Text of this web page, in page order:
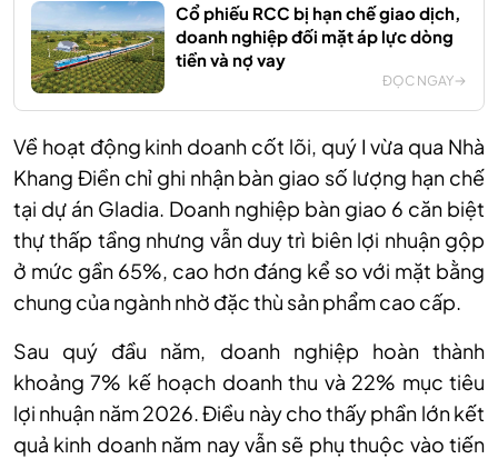
ĐỌC NGAY
Cổ phiếu RCC bị hạn chế giao dịch,
doanh nghiệp đối mặt áp lực dòng
tiền và nợ vay
Về hoạt động kinh doanh cốt lõi, quý I vừa qua Nhà
Khang Điền chỉ ghi nhận bàn giao số lượng hạn chế
tại dự án Gladia. Doanh nghiệp bàn giao 6 căn biệt
thự thấp tầng nhưng vẫn duy trì biên lợi nhuận gộp
ở mức gần 65%, cao hơn đáng kể so với mặt bằng
chung của ngành nhờ đặc thù sản phẩm cao cấp.
Sau quý đầu năm, doanh nghiệp hoàn thành
khoảng 7% kế hoạch doanh thu và 22% mục tiêu
lợi nhuận năm 2026. Điều này cho thấy phần lớn kết
quả kinh doanh năm nay vẫn sẽ phụ thuộc vào tiến